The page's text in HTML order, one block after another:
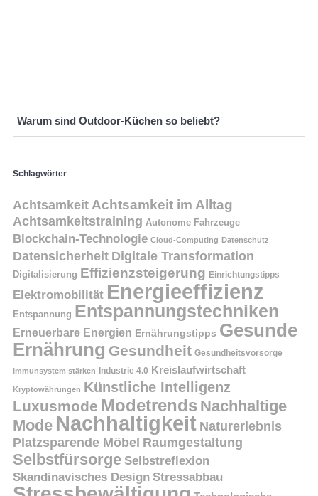
Warum sind Outdoor-Küchen so beliebt?
Schlagwörter
AchtsamkeitAchtsamkeit im Alltag
Achtsamkeitstraining Autonome Fahrzeuge
Blockchain-Technologie Cloud-Computing Datenschutz
Datensicherheit Digitale Transformation
Digitalisierung Effizienzsteigerung Einrichtungstipps
Elektromobilität Energieeffizienz
Entspannung Entspannungstechniken
Erneuerbare Energien Ernährungstipps Gesunde
Ernährung Gesundheit Gesundheitsvorsorge
Immunsystem stärken Industrie 4.0 Kreislaufwirtschaft
Kryptowährungen Künstliche Intelligenz
Luxusmode Modetrends Nachhaltige
Mode Nachhaltigkeit Naturerlebnis
Platzsparende Möbel Raumgestaltung
Selbstfürsorge Selbstreflexion
Skandinavisches Design Stressabbau